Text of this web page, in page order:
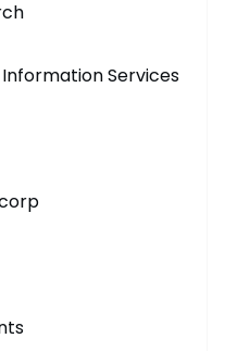
Information Services